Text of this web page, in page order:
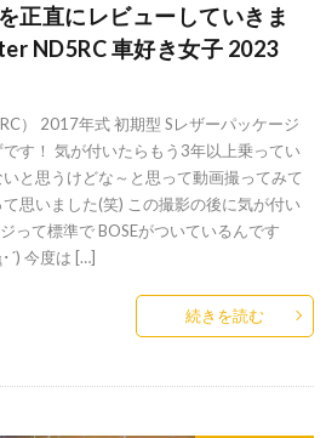
正直にレビューしていきま
ND5RC 車好き女子 2023
） 2017年式 初期型 Sレザーパッケージ
す！ 気が付いたらもう3年以上乗ってい
と思うけどな～と思って動画撮ってみて
思いました(笑) この撮影の後に気が付い
って標準で BOSEがついているんです
´) 今度は […]
続きを読む